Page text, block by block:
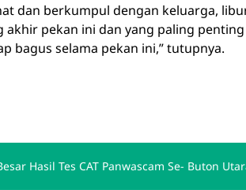
dan berkumpul dengan keluarga,
pekan ini dan yang paling
bagus selama pekan ini,” tutupnya.
Hasil Tes CAT Panwascam Se- Buton